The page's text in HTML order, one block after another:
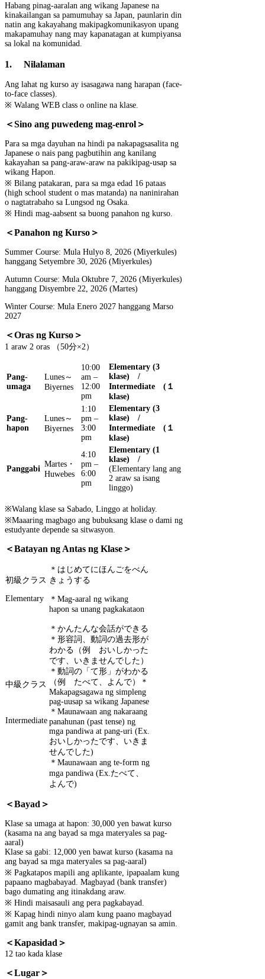
Habang pinag-aaralan ang wikang Japanese na
kinakailangan sa pamumuhay sa Japan, paunlarin din
natin ang kakayahang makipagkomunikasyon upang
makapamuhay nang may kapanatagan at kumpiyansa
sa lokal na komunidad.
1. Nilalaman
Ang lahat ng kurso ay isasagawa nang harapan (face-
to-face classes).
※ Walang WEB class o online na klase.
＜Sino ang puwedeng mag-enrol＞
Para sa mga dayuhan na hindi pa nakapagsasalita ng
Japanese o nais pang pagbutihin ang kanilang
kakayahan sa pang-araw-araw na pakikipag-usap sa
wikang Hapon.
※ Bilang patakaran, para sa mga edad 16 pataas
(high school student o mas matanda) na naninirahan
o nagtatrabaho sa Lungsod ng Osaka.
※ Hindi mag-aabsent sa buong panahon ng kurso.
＜Panahon ng Kurso＞
Summer Course: Mula Hulyo 8, 2026 (Miyerkules)
hanggang Setyembre 30, 2026 (Miyerkules)
Autumn Course: Mula Oktubre 7, 2026 (Miyerkules)
hanggang Disyembre 22, 2026 (Martes)
Winter Course: Mula Enero 2027 hanggang Marso
2027
＜Oras ng Kurso＞
1 araw 2 oras （50分×2）
Pang-
umaga
Lunes～
Biyernes
10:00
am –
12:00
pm
Elementary (3
klase)
/
Intermediate
( １
klase)
Pang-
hapon
Lunes～
Biyernes
1:10
pm –
3:00
pm
Elementary (3
klase)
/
Intermediate
( １
klase)
Panggabi
Martes・
Huwebes
4:10
pm –
6:00
pm
Elementary (1
klase)
/
(Elementary lang ang
2 araw sa isang
linggo)
※Walang klase sa Sabado, Linggo at holiday.
※Maaaring magbago ang bubuksang klase o dami ng
estudyante depende sa sitwasyon.
＜Batayan ng Antas ng Klase＞
初級クラス
Elementary
＊はじめてにほんごをべん
きょうする
＊Mag-aaral ng wikang
hapon sa unang pagkakataon
中級クラス
Intermediate
＊かんたんな会話ができる
＊形容詞、動詞の過去形が
わかる（例 おいしかった
です、いきませんでした）
＊動詞の「て形」がわかる
（例 たべて、よんで）＊
Makapagsagawa ng simpleng
pag-uusap sa wikang Japanese
＊Maunawaan ang nakaraang
panahunan (past tense) ng
mga pandiwa at pang-uri (Ex.
おいしかったです、いきま
せんでした)
＊Maunawaan ang te-form ng
mga pandiwa (Ex.たべて、
よんで)
＜Bayad＞
Klase sa umaga at hapon: 30,000 yen bawat kurso
(kasama na ang bayad sa mga materyales sa pag-
aaral)
Klase sa gabi: 12,000 yen bawat kurso (kasama na
ang bayad sa mga materyales sa pag-aaral)
※ Pagkatapos mapili ang aplikante, ipapaalam kung
papaano magbabayad. Magbayad (bank transfer)
bago dumating ang itinakdang araw.
※ Hindi maisasauli ang pera pagkabayad.
※ Kapag hindi ninyo alam kung paano magbayad
gamit ang bank transfer, makipag-ugnayan sa amin.
＜Kapasidad＞
12 tao kada klase
＜Lugar＞